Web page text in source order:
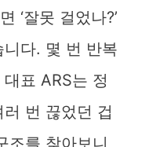
‘잘못 걸었나?’
다. 몇 번 반복
표 ARS는 정
번 끊었던 겁
조를 찾아보니